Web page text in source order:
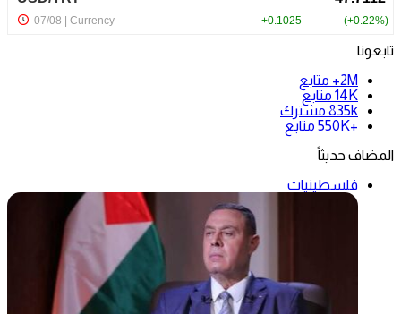
تابعونا
2M+
متابع
14K متابع
835k مشترك
+550K
متابع
المضاف حديثاً
فلسطينيات